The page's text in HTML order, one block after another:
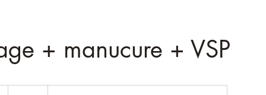
+ manucure + VSP